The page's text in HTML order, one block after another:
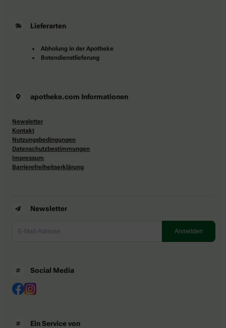
Lieferarten
Abholung in der Apotheke
Botendienstlieferung
apotheke.com Informationen
Newsletter
Kontakt
Nutzungsbedingungen
Datenschutzbestimmungen
Impressum
Barrierefreiheitserklärung
Newsletter
Social Media
Ein Service von